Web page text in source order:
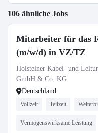
106 ähnliche Jobs
Mitarbeiter für das
(m/w/d) in VZ/TZ
Holsteiner Kabel- und
GmbH & Co. KG
Deutschland
Vollzeit Teilzeit
Vermögenswirksame Leistung